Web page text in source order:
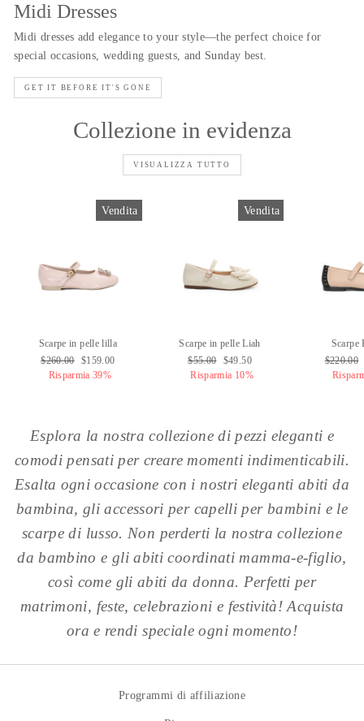
Midi Dresses
Midi dresses add elegance to your style—the perfect choice for
special occasions, wedding guests, and Sunday best.
GET IT BEFORE IT'S GONE
Collezione in evidenza
VISUALIZZA TUTTO
Vendita
Scarpe in pelle lilla
Prezzo
normale
$260.00 Prezzo
di
$159.00
Risparmia 39%
Vendita
Scarpe in pelle Liah
Prezzo
normale
$55.00
Prezzo
di
$49.50
Risparmia 10%
Scarpe
Prezzo
normale
$220.00
Esplora la nostra collezione di pezzi eleganti e
comodi pensati per creare momenti indimenticabili.
Esalta ogni occasione con i nostri eleganti abiti da
bambina, gli accessori per capelli per bambini e le
scarpe di lusso. Non perderti la nostra collezione
da bambino e gli abiti coordinati mamma-e-figlio,
così come gli abiti da donna. Perfetti per
matrimoni, feste, celebrazioni e festività! Acquista
ora e rendi speciale ogni momento!
Programmi di affiliazione